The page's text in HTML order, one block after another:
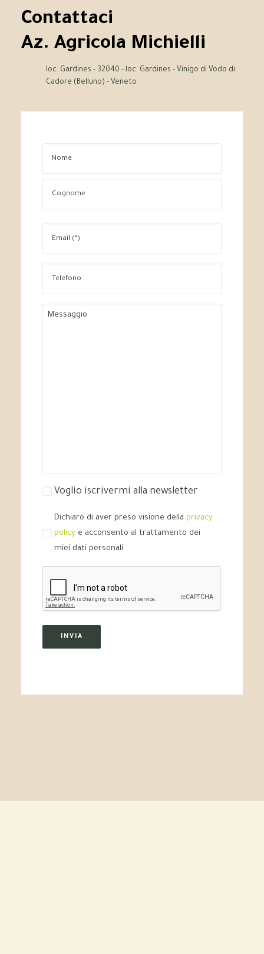
Contattaci
Az. Agricola Michielli
loc. Gardines - 32040 - loc. Gardines - Vinigo di Vodo di
Cadore (Belluno) - Veneto
Voglio iscrivermi alla newsletter
Dichiaro di aver preso visione della privacy
policy e acconsento al trattamento dei
miei dati personali
INVIA